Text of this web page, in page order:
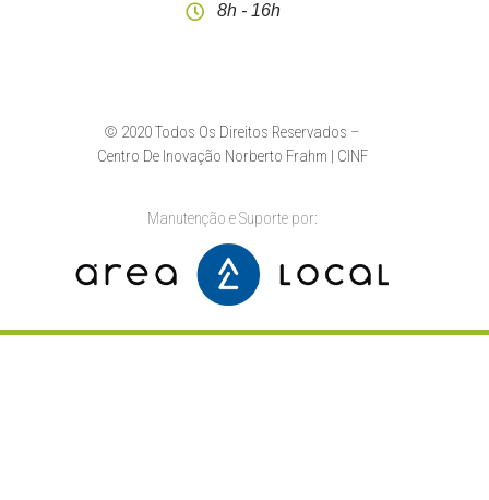
8h - 16h
© 2020 Todos Os Direitos Reservados –
Centro De Inovação Norberto Frahm | CINF
Manutenção e Suporte por: